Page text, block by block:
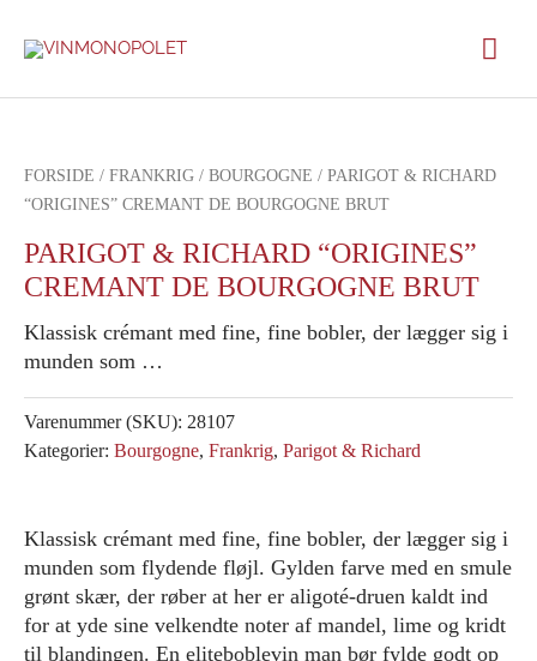
FORSIDE / FRANKRIG / BOURGOGNE / PARIGOT & RICHARD
“ORIGINES” CREMANT DE BOURGOGNE BRUT
PARIGOT & RICHARD “ORIGINES”
CREMANT DE BOURGOGNE BRUT
Klassisk crémant med fine, fine bobler, der lægger sig i
munden som …
Varenummer (SKU): 28107
Kategorier: Bourgogne, Frankrig, Parigot & Richard
Klassisk crémant med fine, fine bobler, der lægger sig i
munden som flydende fløjl. Gylden farve med en smule
grønt skær, der røber at her er aligoté-druen kaldt ind
for at yde sine velkendte noter af mandel, lime og kridt
til blandingen. En eliteboblevin man bør fylde godt op